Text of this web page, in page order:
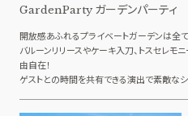
GardenParty ガーデンパーティ
開放感あふれるプライベートガーデンは全て
バルーンリリースやケーキ入刀、トスセレモ
由自在！
ゲストとの時間を共有できる演出で素敵なシ